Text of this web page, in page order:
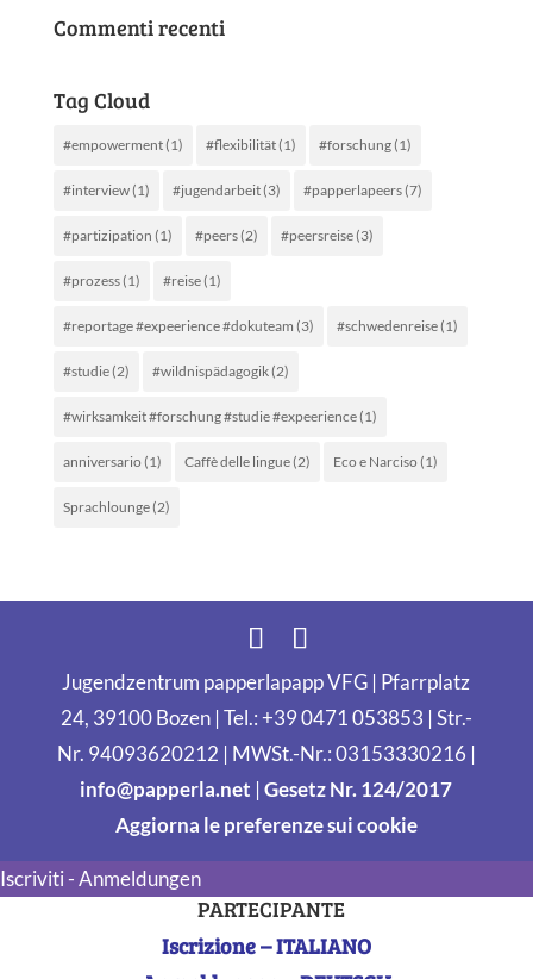
Commenti recenti
Tag Cloud
#empowerment(1) #flexibilität(1) #forschung(1)
#interview(1) #jugendarbeit(3) #papperlapeers(7)
#partizipation (1) #peers(2) #peersreise(3)
#prozess(1) #reise(1)
#reportage #expeerience #dokuteam (3) #schwedenreise(1)
#studie(2) #wildnispädagogik(2)
#wirksamkeit #forschung #studie #expeerience(1)
anniversario (1) Caffè delle lingue(2) Eco e Narciso (1)
Sprachlounge(2)
Jugendzentrum papperlapapp VFG | Pfarrplatz
24, 39100 Bozen | Tel.: +39 0471 053853 | Str.-
Nr. 94093620212 | MWSt.-Nr.: 03153330216 |
info@papperla.net |Gesetz Nr. 124/2017
Aggiorna le preferenze sui cookie
Iscriviti - Anmeldungen
PARTECIPANTE
Iscrizione – ITALIANO